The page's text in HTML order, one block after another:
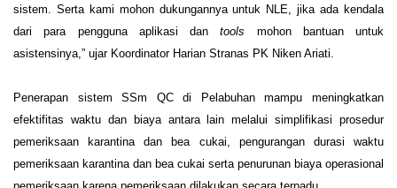
sistem. Serta kami mohon dukungannya untuk NLE, jika ada kendala
dari para pengguna aplikasi dan tools mohon bantuan untuk
asistensinya,” ujar Koordinator Harian Stranas PK Niken Ariati.
Penerapan sistem SSm QC di Pelabuhan mampu meningkatkan
efektifitas waktu dan biaya antara lain melalui simplifikasi prosedur
pemeriksaan karantina dan bea cukai, pengurangan durasi waktu
pemeriksaan karantina dan bea cukai serta penurunan biaya operasional